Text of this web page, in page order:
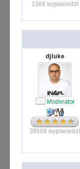
1388 wypowiedzi
djluke
Moderator
38588 wypowiedzi